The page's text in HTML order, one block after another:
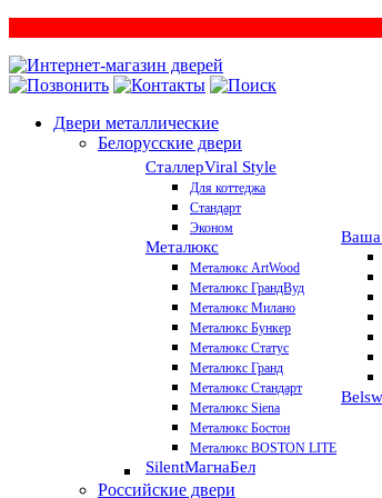
Двери металлические
Белорусские двери
СталлерViral Style
Для коттеджа
Стандарт
Эконом
Металюкс
Металюкс ArtWood
Металюкс ГрандВуд
Металюкс Милано
Металюкс Бункер
Металюкс Статус
Металюкс Гранд
Металюкс Стандарт
Металюкс Siena
Металюкс Бостон
Металюкс BOSTON LITE
SilentМагнаБел
Ваша
Российские двери